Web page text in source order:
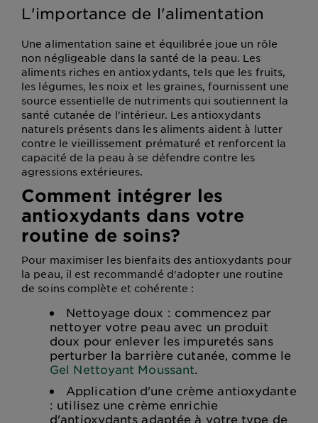
L'importance de l'alimentation
Une alimentation saine et équilibrée joue un rôle
non négligeable dans la santé de la peau. Les
aliments riches en antioxydants, tels que les fruits,
les légumes, les noix et les graines, fournissent une
source essentielle de nutriments qui soutiennent la
santé cutanée de l'intérieur. Les antioxydants
naturels présents dans les aliments aident à lutter
contre le vieillissement prématuré et renforcent la
capacité de la peau à se défendre contre les
agressions extérieures.
Comment intégrer les
antioxydants dans votre
routine de soins?
Pour maximiser les bienfaits des antioxydants pour
la peau, il est recommandé d'adopter une routine
de soins complète et cohérente :
Nettoyage doux : commencez par
nettoyer votre peau avec un produit
doux pour enlever les impuretés sans
perturber la barrière cutanée, comme le
Gel Nettoyant Moussant.
Application d'une crème antioxydante
: utilisez une crème enrichie
d'antioxydants adaptée à votre type de